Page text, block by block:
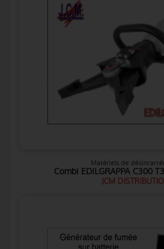
Matériels de
Combi EDILGRAPPA C300
JCM